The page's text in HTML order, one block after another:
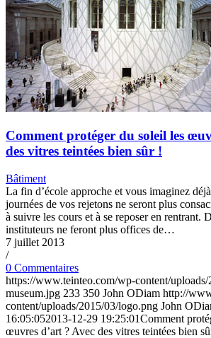
Comment protéger du soleil les
des vitres teintées bien sûr !
Bâtiment
La fin d’école approche et vous imaginez
journées de vos rejetons ne seront plus
à suivre les cours et à se reposer en rentrant.
instituteurs ne feront plus offices de…
7 juillet 2013
/
0 Commentaires
https://www.teinteo.com/wp-content/
museum.jpg 233 350 John ODiam http://
content/uploads/2015/03/logo.png John
16:05:052013-12-29 19:25:01Comment
œuvres d’art ? Avec des vitres teintées bien